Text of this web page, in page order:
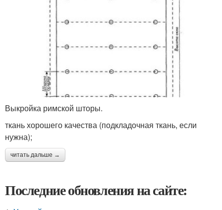
Выкройка римской шторы.
ткань хорошего качества (подкладочная ткань, если
нужна);
читать дальше →
Последние обновления на сайте: